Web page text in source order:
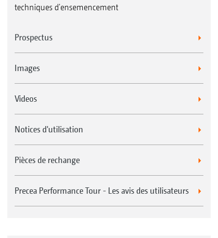
techniques d'ensemencement
Prospectus
Images
Videos
Notices d'utilisation
Pièces de rechange
Precea Performance Tour - Les avis des utilisateurs